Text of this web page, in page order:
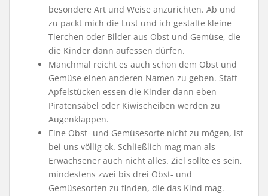
besondere Art und Weise anzurichten. Ab und
zu packt mich die Lust und ich gestalte kleine
Tierchen oder Bilder aus Obst und Gemüse, die
die Kinder dann aufessen dürfen.
Manchmal reicht es auch schon dem Obst und
Gemüse einen anderen Namen zu geben. Statt
Apfelstücken essen die Kinder dann eben
Piratensäbel oder Kiwischeiben werden zu
Augenklappen.
Eine Obst- und Gemüsesorte nicht zu mögen, ist
bei uns völlig ok. Schließlich mag man als
Erwachsener auch nicht alles. Ziel sollte es sein,
mindestens zwei bis drei Obst- und
Gemüsesorten zu finden, die das Kind mag.